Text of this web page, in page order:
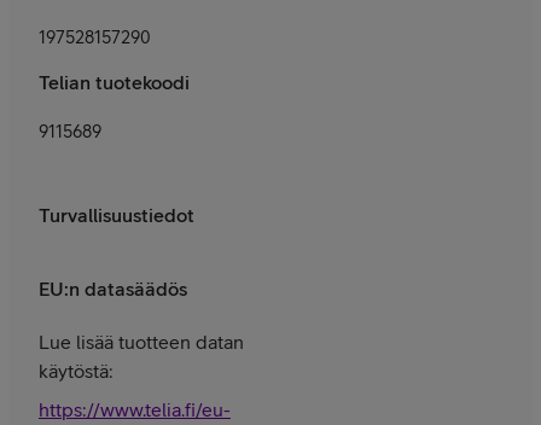
197528157290
Telian tuotekoodi
9115689
Turvallisuustiedot
EU:n datasäädös
Lue lisää tuotteen datan
käytöstä:
https://www.telia.fi/eu-